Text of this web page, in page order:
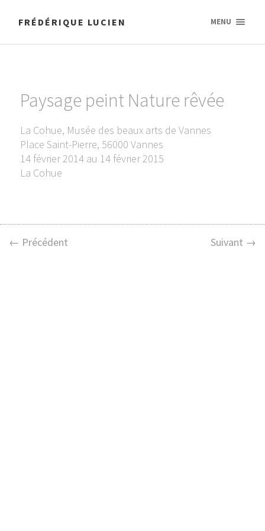
FRÉDÉRIQUE LUCIEN MENU
Paysage peint Nature rêvée
La Cohue, Musée des beaux arts de Vannes
Place Saint-Pierre, 56000 Vannes
14 février 2014 au 14 février 2015
La Cohue
← Précédent Suivant →